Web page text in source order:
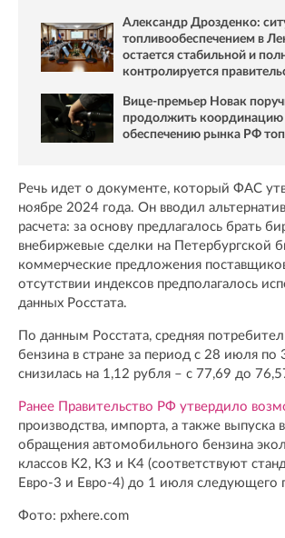
Александр Дрозденко:
топливообеспечением в
остается стабильной и
контролируется
Вице-премьер Новак
продолжить координацию
обеспечению рынка РФ
Речь идет о документе, который ФАС
ноябре 2024 года. Он вводил
расчета: за основу предлагалось брать
внебиржевые сделки на Петербургской
коммерческие предложения
отсутствии индексов предполагалось
данных Росстата.
По данным Росстата, средняя
бензина в стране за период с 28 июля по
снизилась на 1,12 рубля – с 77,69 до
Ранее Правительство РФ утвердило
производства, импорта, а также выпуска
обращения автомобильного бензина
классов К2, К3 и К4 (соответствуют
Евро-3 и Евро-4) до 1 июля следующего
Фото: pxhere.com